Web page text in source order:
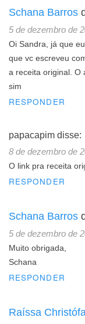
Schana Barros
5 de dezembro de
Oi Sandra, já que
que vc escreveu
a receita original. O
sim
RESPONDER
papacapim disse:
8 de dezembro de
O link pra receita
RESPONDER
Schana Barros
5 de dezembro de
Muito obrigada,
Schana
RESPONDER
Raíssa